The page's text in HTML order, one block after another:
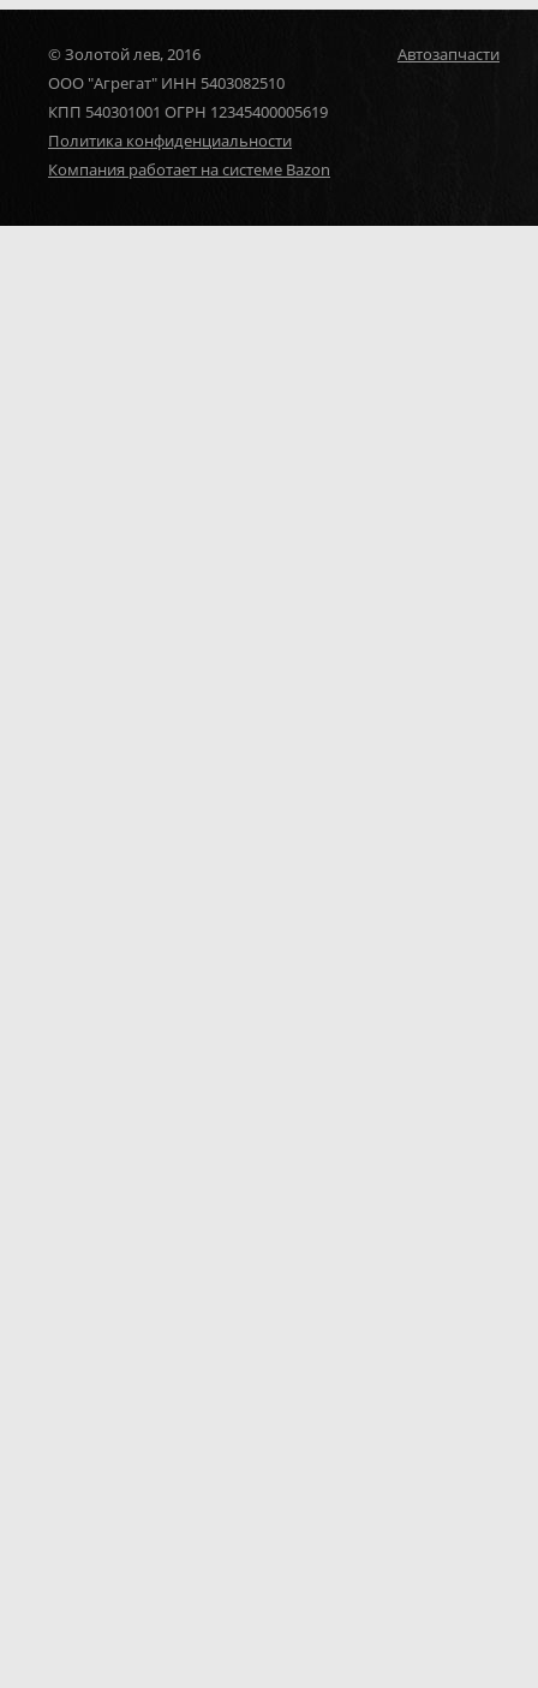
© Золотой лев, 2016
ООО "Агрегат" ИНН 5403082510
КПП 540301001 ОГРН 12345400005619
Политика конфиденциальности
Компания работает на системе Bazon
Автозапчасти